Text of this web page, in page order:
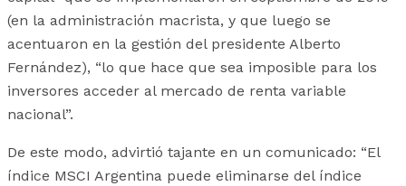
(en la administración macrista, y que luego se
acentuaron en la gestión del presidente Alberto
Fernández), “lo que hace que sea imposible para los
inversores acceder al mercado de renta variable
nacional”.
De este modo, advirtió tajante en un comunicado: “El
índice MSCI Argentina puede eliminarse del índice